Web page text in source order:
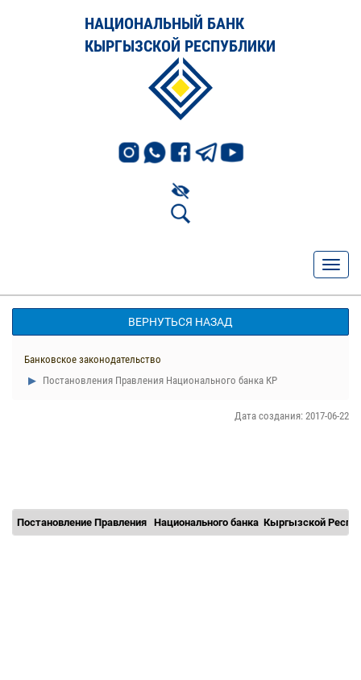
НАЦИОНАЛЬНЫЙ БАНК
КЫРГЫЗСКОЙ РЕСПУБЛИКИ
ВЕРНУТЬСЯ НАЗАД
Банковское законодательство
Постановления Правления Национального банка КР
Дата создания: 2017-06-22
Постановление Правления Национального банка Кыргызской